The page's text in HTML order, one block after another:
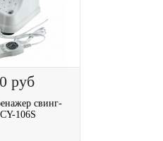
руб
свинг-
106S